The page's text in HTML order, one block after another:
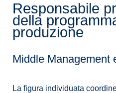
Responsabile
della
produzione
Middle Management
La figura individuata